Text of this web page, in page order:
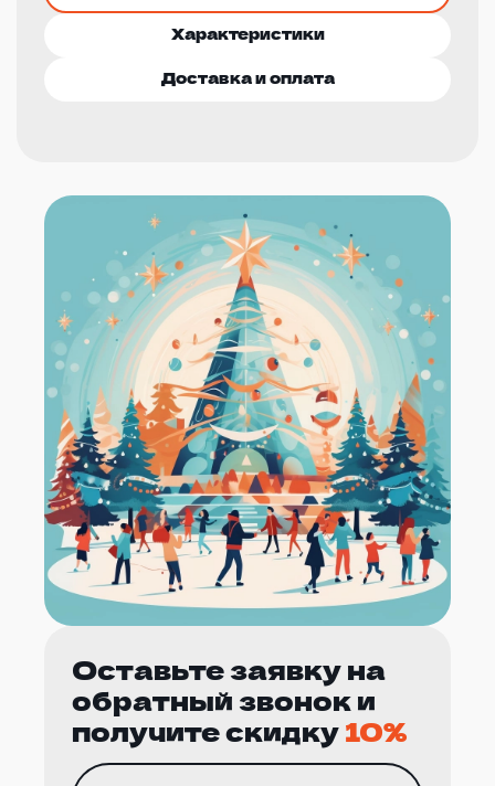
Характеристики
Доставка и оплата
Оставьте заявку на
обратный звонок и
получите скидку10%